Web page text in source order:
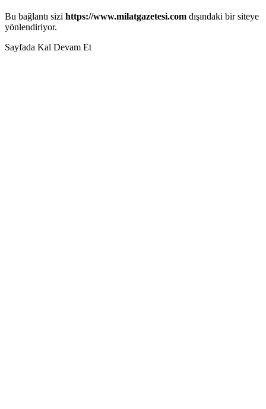
Bu bağlantı sizi https://www.milatgazetesi.com dışındaki bir siteye
yönlendiriyor.
Sayfada Kal Devam Et